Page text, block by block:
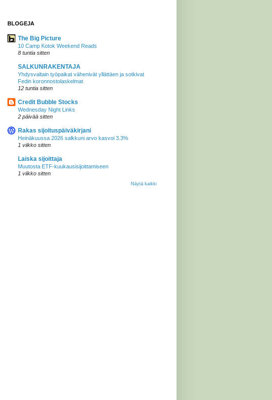
BLOGEJA
The Big Picture
10 Camp Kotok Weekend Reads
8 tuntia sitten
SALKUNRAKENTAJA
Yhdysvaltain työpaikat vähenivät yllättäen ja sotkivat
Fedin koronnostolaskelmat
12 tuntia sitten
Credit Bubble Stocks
Wednesday Night Links
2 päivää sitten
Rakas sijoituspäiväkirjani
Heinäkuussa 2026 salkkuni arvo kasvoi 3.3%
1 viikko sitten
Laiska sijoittaja
Muutosta ETF-kuukausisijoittamiseen
1 viikko sitten
Näytä kaikki